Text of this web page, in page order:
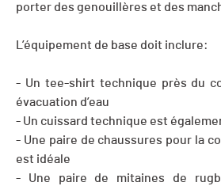
porter des genouillères et des
L’équipement de base doit inclure:
- Un tee-shirt technique près du
évacuation d’eau
- Un cuissard technique est
- Une paire de chaussures pour la
est idéale
- Une paire de mitaines de